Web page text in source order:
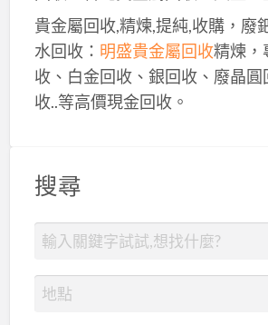
貴金屬回收,精煉,提純,收購，廢
水回收： 明盛貴金屬回收精煉，
收、白金回收、銀回收、廢晶圓
收..等高價現金回收。
搜尋